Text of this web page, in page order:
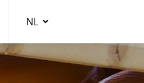
NL
Taalkeuze